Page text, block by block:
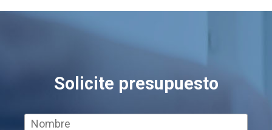
Solicite presupuesto